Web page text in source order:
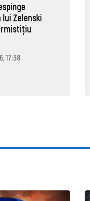
Zelenski
17:38